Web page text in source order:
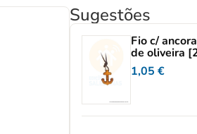
Sugestões
Fio c/
de oliveira
1,05 €